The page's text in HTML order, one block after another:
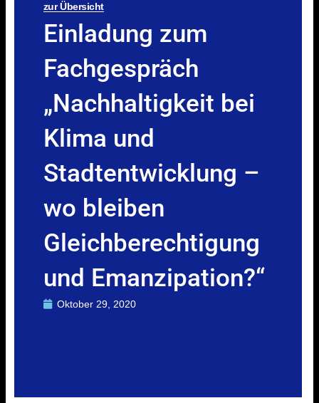
zur Übersicht
Einladung zum
Fachgespräch
„Nachhaltigkeit bei
Klima und
Stadtentwicklung –
wo bleiben
Gleichberechtigung
und Emanzipation?“
Oktober 29, 2020